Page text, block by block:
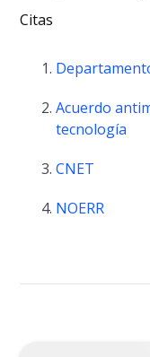
Citas
Acuerdo
tecnología
CNET
NOERR